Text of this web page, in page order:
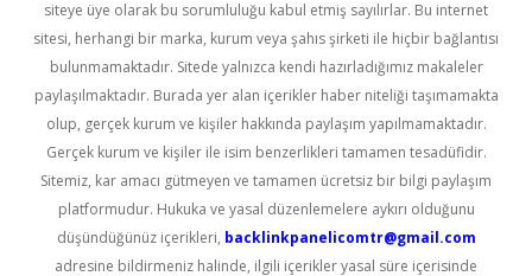
siteye üye olarak bu sorumluluğu kabul etmiş sayılırlar. Bu internet
sitesi, herhangi bir marka, kurum veya şahıs şirketi ile hiçbir bağlantısı
bulunmamaktadır. Sitede yalnızca kendi hazırladığımız makaleler
paylaşılmaktadır. Burada yer alan içerikler haber niteliği taşımamakta
olup, gerçek kurum ve kişiler hakkında paylaşım yapılmamaktadır.
Gerçek kurum ve kişiler ile isim benzerlikleri tamamen tesadüfidir.
Sitemiz, kar amacı gütmeyen ve tamamen ücretsiz bir bilgi paylaşım
platformudur. Hukuka ve yasal düzenlemelere aykırı olduğunu
düşündüğünüz içerikleri, backlinkpanelicomtr@gmail.com
adresine bildirmeniz halinde, ilgili içerikler yasal süre içerisinde